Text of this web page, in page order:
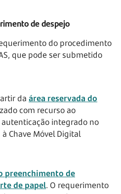
de despejo
do procedimento
que pode ser submetido
da área reservada do
com recurso ao
integrado no
Chave Móvel Digital
preenchimento de
de papel. O requerimento